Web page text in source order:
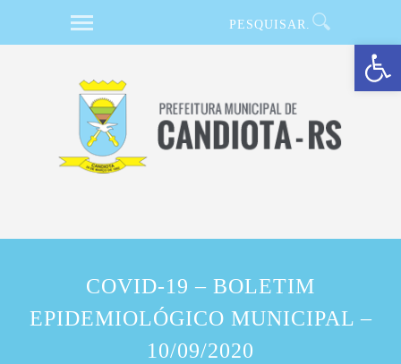
Barra de Ferramentas Aberta
COVID-19 – BOLETIM
EPIDEMIOLÓGICO MUNICIPAL –
10/09/2020